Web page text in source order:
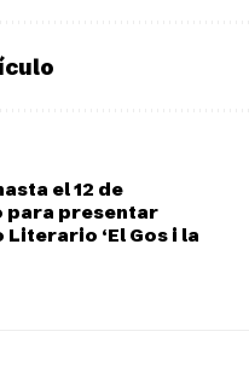
el 12 de
para presentar
‘El Gos i la